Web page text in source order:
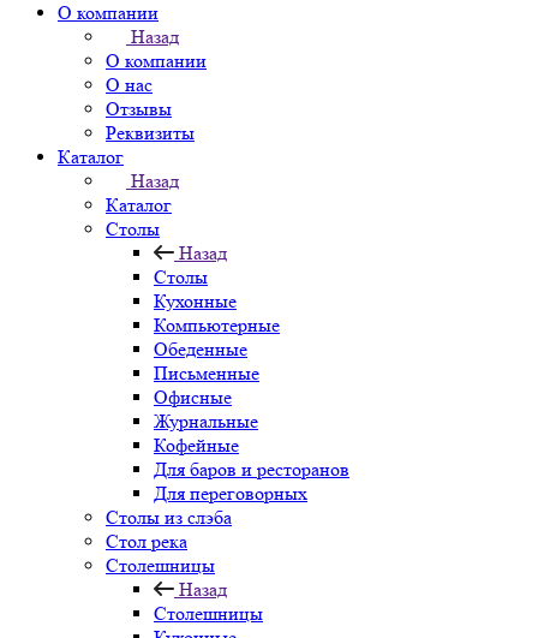
О компании
Назад
О компании
О нас
Отзывы
Реквизиты
Каталог
Назад
Каталог
Столы
Назад
Столы
Кухонные
Компьютерные
Обеденные
Письменные
Офисные
Журнальные
Кофейные
Для баров и ресторанов
Для переговорных
Столы из слэба
Стол река
Столешницы
Назад
Столешницы